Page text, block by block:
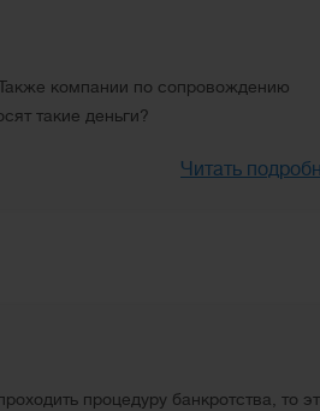
компании по сопровождению
такие деньги?
Читать
процедуру банкротства, то